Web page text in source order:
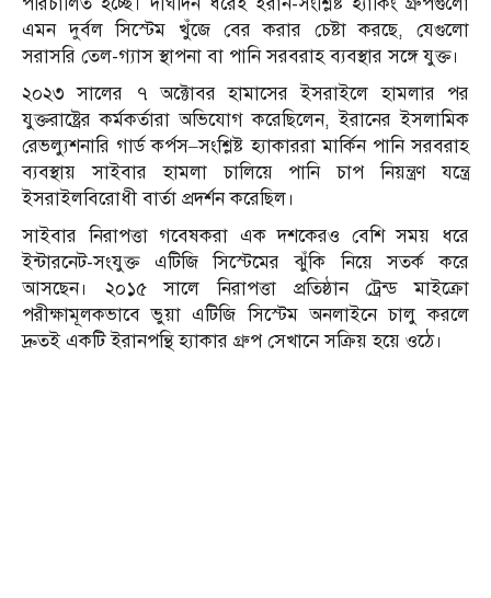
এমন দুর্বল সিস্টেম খুঁজে বের করার চেষ্টা করছে, যেগুলো
সরাসরি তেল-গ্যাস স্থাপনা বা পানি সরবরাহ ব্যবস্থার সঙ্গে যুক্ত।
২০২৩ সালের ৭ অক্টোবর হামাসের ইসরাইলে হামলার পর
যুক্তরাষ্ট্রের কর্মকর্তারা অভিযোগ করেছিলেন, ইরানের ইসলামিক
রেভল্যুশনারি গার্ড কর্পস–সংশ্লিষ্ট হ্যাকাররা মার্কিন পানি সরবরাহ
ব্যবস্থায় সাইবার হামলা চালিয়ে পানি চাপ নিয়ন্ত্রণ যন্ত্রে
ইসরাইলবিরোধী বার্তা প্রদর্শন করেছিল।
সাইবার নিরাপত্তা গবেষকরা এক দশকেরও বেশি সময় ধরে
ইন্টারনেট-সংযুক্ত এটিজি সিস্টেমের ঝুঁকি নিয়ে সতর্ক করে
আসছেন। ২০১৫ সালে নিরাপত্তা প্রতিষ্ঠান ট্রেন্ড মাইক্রো
পরীক্ষামূলকভাবে ভুয়া এটিজি সিস্টেম অনলাইনে চালু করলে
দ্রুতই একটি ইরানপন্থি হ্যাকার গ্রুপ সেখানে সক্রিয় হয়ে ওঠে।